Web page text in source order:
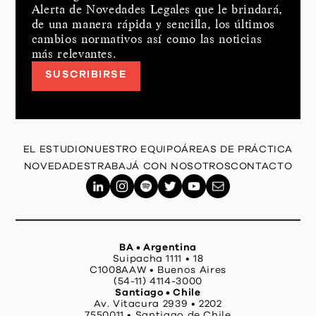
Alerta de Novedades Legales que le brindará,
de una manera rápida y sencilla, los últimos
cambios normativos así como las noticias
más relevantes.
SUSCRIBIRSE
EL ESTUDIONUESTRO EQUIPOÁREAS DE PRÁCTICA
NOVEDADESTRABAJÁ CON NOSOTROSCONTACTO
BA • Argentina
Suipacha 1111 • 18
C1008AAW • Buenos Aires
(54-11) 4114-3000
Santiago • Chile
Av. Vitacura 2939 • 2202